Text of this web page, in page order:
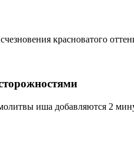
красноватого
иша добавляются 2